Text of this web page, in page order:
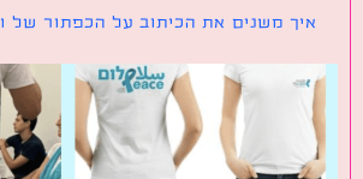
משנים את הכיתוב על הכפתור של